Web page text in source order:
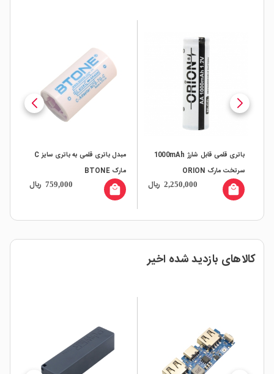
باتری قلمی قابل شارژ 1000mAh
سرتخت مارک ORION
2,250,000 ریال local_mall
مبدل باتری قلمی به باتری سایز C
مارک BTONE
759,000 ریال local_mall
کالاهای بازدید شده اخیر